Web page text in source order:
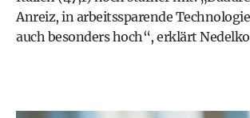
Anreiz, in arbeitssparende
auch besonders hoch“, erklärt